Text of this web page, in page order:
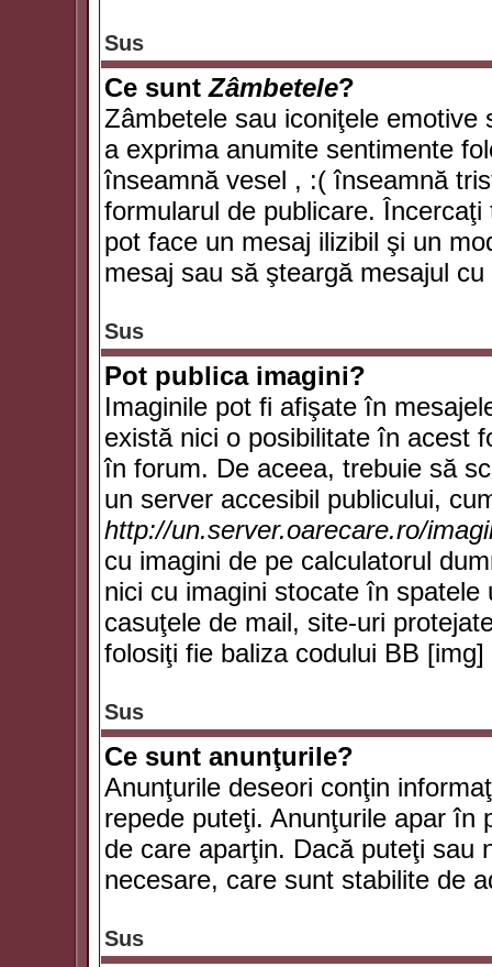
Sus
Ce suntZâmbetele?
Zâmbetele sau iconiţele
a exprima anumite sentimente
înseamnă vesel , :( înseamnă
formularul de publicare.
pot face un mesaj ilizibil şi un
mesaj sau să şteargă mesajul cu
Sus
Pot publica imagini?
Imaginile pot fi afişate în
există nici o posibilitate în acest
în forum. De aceea, trebuie să
un server accesibil publicului,
http://un.server.oarecare.ro/
cu imagini de pe calculatorul
nici cu imagini stocate în
casuţele de mail, site-uri
folosiţi fie baliza codului BB
Sus
Ce sunt anunţurile?
Anunţurile deseori conţin
repede puteţi. Anunţurile apar în
de care aparţin. Dacă puteţi sau
necesare, care sunt stabilite de
Sus